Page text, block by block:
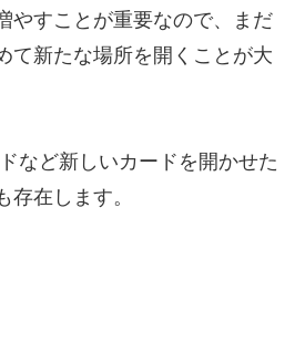
やすことが重要なので、まだ
て新たな場所を開くことが大
など新しいカードを開かせた
存在します。